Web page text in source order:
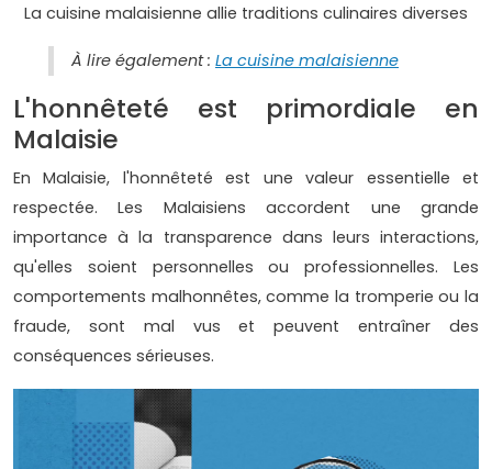
La cuisine malaisienne allie traditions culinaires diverses
À lire également : La cuisine malaisienne
L'honnêteté est primordiale en
Malaisie
En Malaisie, l'honnêteté est une valeur essentielle et
respectée. Les Malaisiens accordent une grande
importance à la transparence dans leurs interactions,
qu'elles soient personnelles ou professionnelles. Les
comportements malhonnêtes, comme la tromperie ou la
fraude, sont mal vus et peuvent entraîner des
conséquences sérieuses.